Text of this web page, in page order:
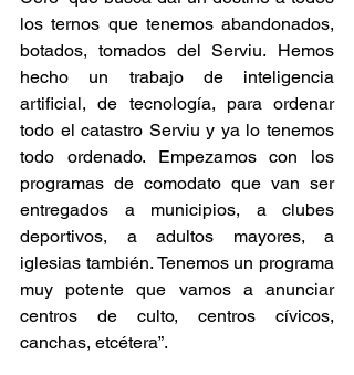
los ternos que tenemos abandonados,
botados, tomados del Serviu. Hemos
hecho un trabajo de inteligencia
artificial, de tecnología, para ordenar
todo el catastro Serviu y ya lo tenemos
todo ordenado. Empezamos con los
programas de comodato que van ser
entregados a municipios, a clubes
deportivos, a adultos mayores, a
iglesias también. Tenemos un programa
muy potente que vamos a anunciar
centros de culto, centros cívicos,
canchas, etcétera”.